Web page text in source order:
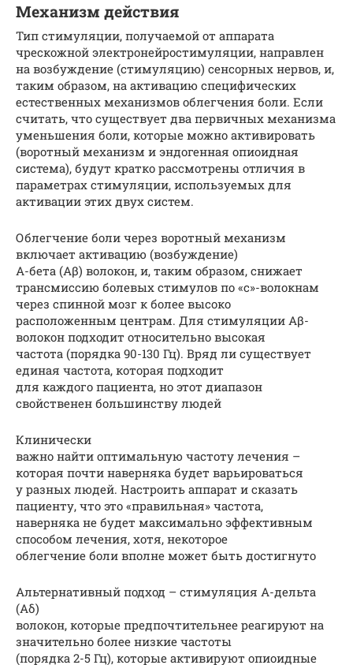
Механизм действия
Тип стимуляции, получаемой от аппарата
чрескожной электронейростимуляции, направлен
на возбуждение (стимуляцию) сенсорных нервов, и,
таким образом, на активацию специфических
естественных механизмов облегчения боли. Если
считать, что существует два первичных механизма
уменьшения боли, которые можно активировать
(воротный механизм и эндогенная опиоидная
система), будут кратко рассмотрены отличия в
параметрах стимуляции, используемых для
активации этих двух систем.
Облегчение боли через воротный механизм
включает активацию (возбуждение)
А-бета (Aβ) волокон, и, таким образом, снижает
трансмиссию болевых стимулов по «с»-волокнам
через спинной мозг к более высоко
расположенным центрам. Для стимуляции Aβ-
волокон подходит относительно высокая
частота (порядка 90-130 Гц). Вряд ли существует
единая частота, которая подходит
для каждого пациента, но этот диапазон
свойственен большинству людей
Клинически
важно найти оптимальную частоту лечения –
которая почти наверняка будет варьироваться
у разных людей. Настроить аппарат и сказать
пациенту, что это «правильная» частота,
наверняка не будет максимально эффективным
способом лечения, хотя, некоторое
облегчение боли вполне может быть достигнуто
Альтернативный подход – стимуляция А-дельта
(Aδ)
волокон, которые предпочтительнее реагируют на
значительно более низкие частоты
(порядка 2-5 Гц), которые активируют опиоидные